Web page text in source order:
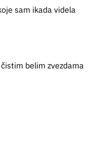
sam ikada videla
belim zvezdama